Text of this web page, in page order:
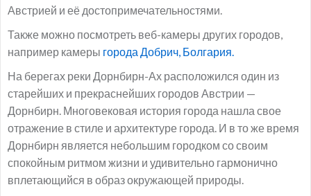
Австрией и её достопримечательностями.
Также можно посмотреть веб-камеры других городов,
например камеры города Добрич, Болгария.
На берегах реки Дорнбирн-Ах расположился один из
старейших и прекраснейших городов Австрии —
Дорнбирн. Многовековая история города нашла свое
отражение в стиле и архитектуре города. И в то же время
Дорнбирн является небольшим городком со своим
спокойным ритмом жизни и удивительно гармонично
вплетающийся в образ окружающей природы.